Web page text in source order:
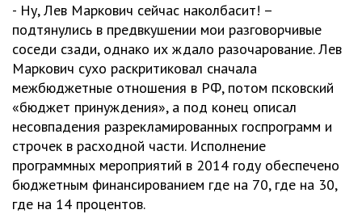
- Ну, Лев Маркович сейчас наколбасит! –
подтянулись в предвкушении мои разговорчивые
соседи сзади, однако их ждало разочарование. Лев
Маркович сухо раскритиковал сначала
межбюджетные отношения в РФ, потом псковский
«бюджет принуждения», а под конец описал
несовпадения разрекламированных госпрограмм и
строчек в расходной части. Исполнение
программных мероприятий в 2014 году обеспечено
бюджетным финансированием где на 70, где на 30,
где на 14 процентов.